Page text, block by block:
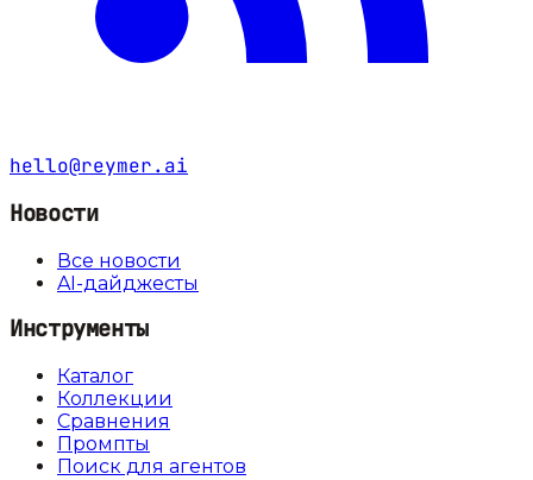
hello@reymer.ai
Новости
Все новости
AI-дайджесты
Инструменты
Каталог
Коллекции
Сравнения
Промпты
Поиск для агентов